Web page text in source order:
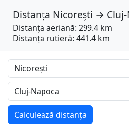
Distanța Nicorești →
Distanța aeriană: 299.4 km
Distanța rutieră: 441.4 km
Calculează distanța